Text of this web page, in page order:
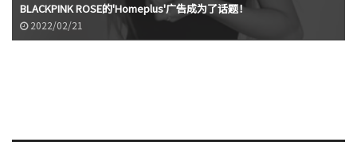
BLACKPINK ROSE的'Homeplus'广告成为了话题！
2022/02/21